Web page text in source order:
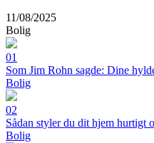
11/08/2025
Bolig
01
Som Jim Rohn sagde: Dine
Bolig
02
Sådan styler du dit hjem hurtigt
Bolig